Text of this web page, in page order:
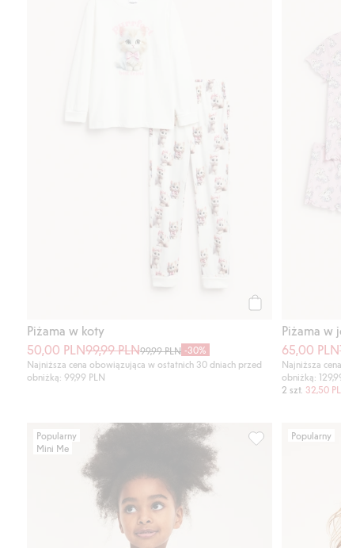
Piżama w koty
50,00 PLN99,99 PLN99,99 PLN -30%
Najniższa cena obowiązująca w ostatnich 30 dniach przed
obniżką: 99,99 PLN
Piżama w
65,00 PLN
Najniższa
obniżką:
2 szt. 32,50
Popularny
Mini Me
Piżama w
Popularny